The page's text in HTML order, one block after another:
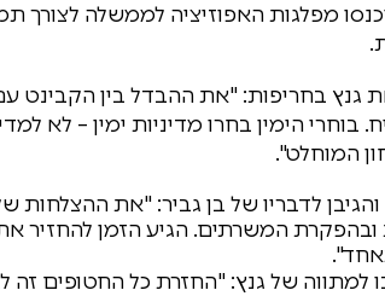
מפלגות האפוזיציה לממשלה לצורך
גנץ בחריפות: "את ההבדל בין הקבינט
בוחרי הימין בחרו מדיניות ימין – לא
המוחלט".
והגיבן לדבריו של בן גביר: "את
ובהפקרת המשרתים. הגיע הזמן להחזיר
למתווה של גנץ: "החזרת כל החטופים זה